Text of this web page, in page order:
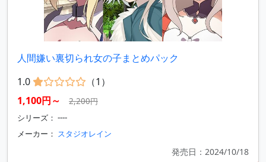
人間嫌い裏切られ女の子まとめパック
1.0
（1）
1,100円～
2,200円
シリーズ： ----
メーカー： スタジオレイン
発売日：2024/10/18